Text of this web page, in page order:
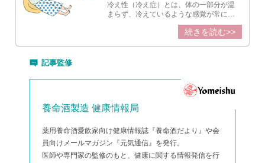
冷え性（冷え症）とは、体の一部分が温
まらず、冷えているような感覚が常に自
覚される状態のことを言います。冷え性
になってしまう原因と、冷えに即効性が
続きを読む>>
記事監修
養命酒製造 健康情報局
薬用養命酒愛飲家向け健康情報誌『養命酒だより』や会
員向けメールマガジン『元気通信』を発行。
医師や専門家の監修のもと、健康に関する情報発信を行